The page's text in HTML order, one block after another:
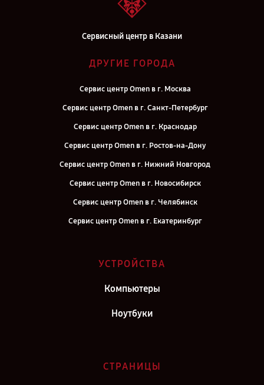
Сервисный центр в Казани
ДРУГИЕ ГОРОДА
Сервис центр Omen в г. Москва
Сервис центр Omen в г. Санкт-Петербург
Сервис центр Omen в г. Краснодар
Сервис центр Omen в г. Ростов-на-Дону
Сервис центр Omen в г. Нижний Новгород
Сервис центр Omen в г. Новосибирск
Сервис центр Omen в г. Челябинск
Сервис центр Omen в г. Екатеринбург
Сервис центр Omen в г. Саратов
Сервис центр Omen в г. Киров
УСТРОЙСТВА
Компьютеры
Ноутбуки
СТРАНИЦЫ